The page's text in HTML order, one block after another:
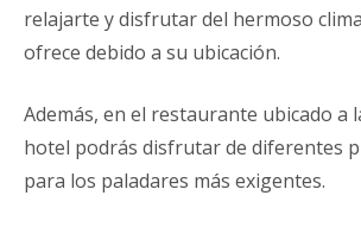
relajarte y disfrutar del hermoso
ofrece debido a su ubicación.
Además, en el restaurante ubicado a
hotel podrás disfrutar de diferentes
para los paladares más exigentes.